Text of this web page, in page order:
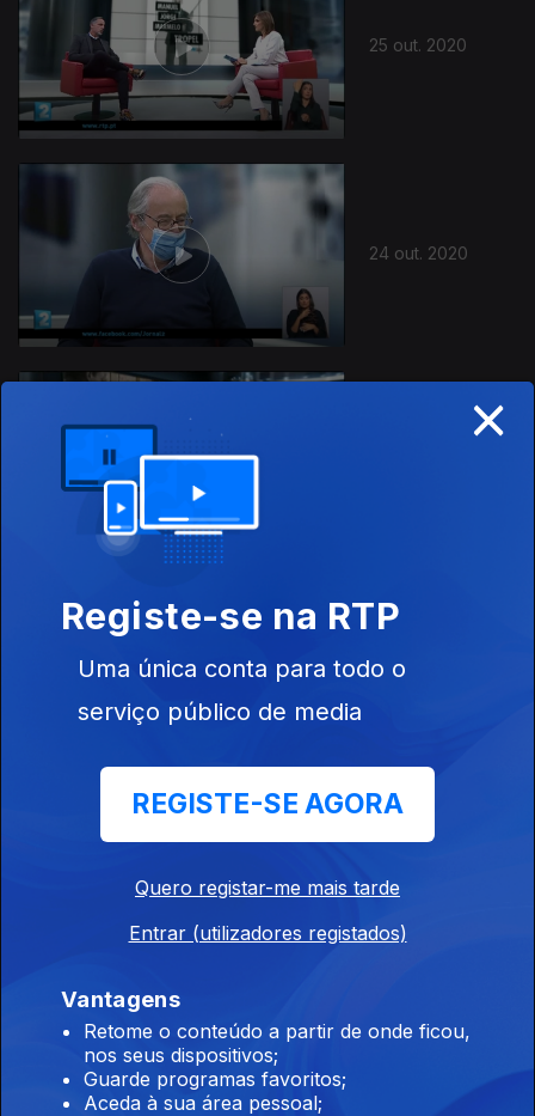
25 out. 2020
24 out. 2020
17 out. 2020
11 out. 2020
497095
×
Registe-se na RTP
Uma única conta para todo o
serviço público de media
REGISTE-SE AGORA
Quero registar-me mais tarde
Entrar (utilizadores registados)
Vantagens
Retome o conteúdo a partir de onde ficou,
nos seus dispositivos;
Guarde programas favoritos;
Aceda à sua área pessoal;